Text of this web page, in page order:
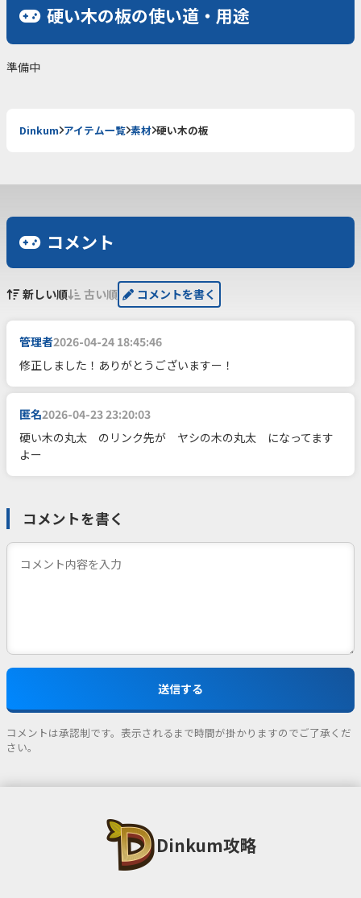
Dinkum攻略
硬い木の板の使い道・用途
準備中
Dinkum アイテム一覧 素材 硬い木の板
コメント
新しい順 古い順 コメントを書く
管理者2026-04-24 18:45:46
修正しました！ありがとうございますー！
匿名2026-04-23 23:20:03
硬い木の丸太 のリンク先が ヤシの木の丸太 になってます
よー
コメントを書く
コメントは承認制です。表示されるまで時間が掛かりますのでご了承くだ
さい。